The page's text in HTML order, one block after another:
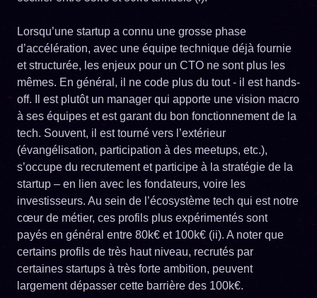
Lorsqu’une startup a connu une grosse phase
d’accélération, avec une équipe technique déjà fournie
et structurée, les enjeux pour un CTO ne sont plus les
mêmes. En général, il ne code plus du tout - il est hands-
off. Il est plutôt un manager qui apporte une vision macro
à ses équipes et est garant du bon fonctionnement de la
tech. Souvent, il est tourné vers l’extérieur
(évangélisation, participation à des meetups, etc.),
s’occupe du recrutement et participe à la stratégie de la
startup – en lien avec les fondateurs, voire les
investisseurs. Au sein de l’écosystème tech qui est notre
cœur de métier, ces profils plus expérimentés sont
payés en général entre 80k€ et 100k€ (ii). A noter que
certains profils de très haut niveau, recrutés par
certaines startups à très forte ambition, peuvent
largement dépasser cette barrière des 100k€.